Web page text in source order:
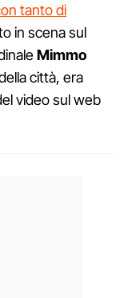
tanto di
in scena sul
Mimmo
città, era
video sul web